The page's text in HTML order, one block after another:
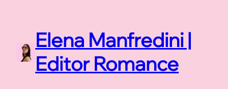
contenutoElena Manfredini |
Editor Romance